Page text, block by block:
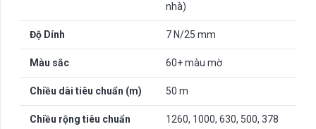
nhà)
Độ Dính 7 N/25 mm
Màu sắc 60+ màu mờ
Chiều dài tiêu chuẩn (m) 50 m
Chiều rộng tiêu chuẩn
1260, 1000, 630, 500, 378